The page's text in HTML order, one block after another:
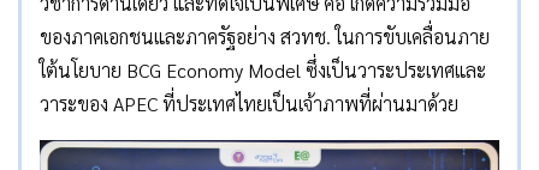
ของภาคเอกชนและภาครัฐอย่าง สวทช. ในการขับเคลื่อนภาย
ใต้นโยบาย BCG Economy Model ซึ่งเป็นวาระประเทศและ
วาระของ APEC ที่ประเทศไทยเป็นเจ้าภาพที่ผ่านมาด้วย